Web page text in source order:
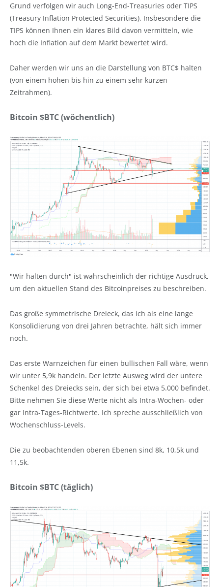
Grund verfolgen wir auch Long-End-Treasuries oder TIPS
(Treasury Inflation Protected Securities). Insbesondere die
TIPS können Ihnen ein klares Bild davon vermitteln, wie
hoch die Inflation auf dem Markt bewertet wird.
Daher werden wir uns an die Darstellung von BTC$ halten
(von einem hohen bis hin zu einem sehr kurzen
Zeitrahmen).
Bitcoin $BTC (wöchentlich)
"Wir halten durch" ist wahrscheinlich der richtige Ausdruck,
um den aktuellen Stand des Bitcoinpreises zu beschreiben.
Das große symmetrische Dreieck, das ich als eine lange
Konsolidierung von drei Jahren betrachte, hält sich immer
noch.
Das erste Warnzeichen für einen bullischen Fall wäre, wenn
wir unter 5,9k handeln. Der letzte Ausweg wird der untere
Schenkel des Dreiecks sein, der sich bei etwa 5.000 befindet.
Bitte nehmen Sie diese Werte nicht als Intra-Wochen- oder
gar Intra-Tages-Richtwerte. Ich spreche ausschließlich von
Wochenschluss-Levels.
Die zu beobachtenden oberen Ebenen sind 8k, 10,5k und
11,5k.
Bitcoin $BTC (täglich)